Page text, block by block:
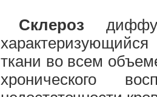
Склероз
характеризующийся
ткани во всем
хронического